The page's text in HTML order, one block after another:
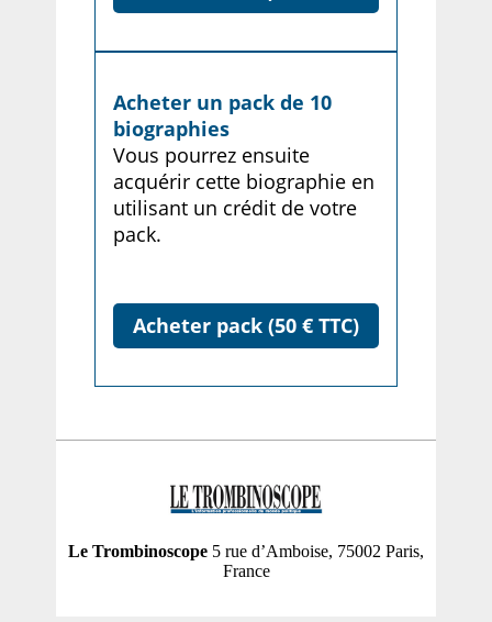
Acheter un pack de 10
biographies
Vous pourrez ensuite
acquérir cette biographie en
utilisant un crédit de votre
pack.
Acheter pack (50 € TTC)
Le Trombinoscope 5 rue d’Amboise, 75002 Paris,
France